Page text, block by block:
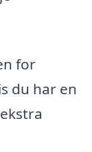
for
du har en